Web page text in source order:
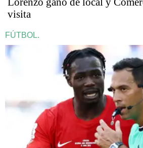
visita
FÚTBOL.